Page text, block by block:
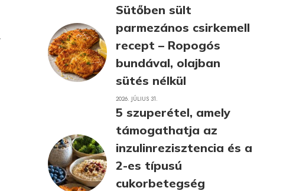
Sütőben sült
parmezános csirkemell
recept – Ropogós
bundával, olajban
sütés nélkül
2026. JÚLIUS 31.
5 szuperétel, amely
támogathatja az
inzulinrezisztencia és a
2-es típusú
cukorbetegség